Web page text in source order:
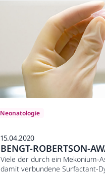
Neonatologie
15.04.2020
BENGT-ROBERTSON-
Viele der durch ein Mekonium-
damit verbundene Surfactant-